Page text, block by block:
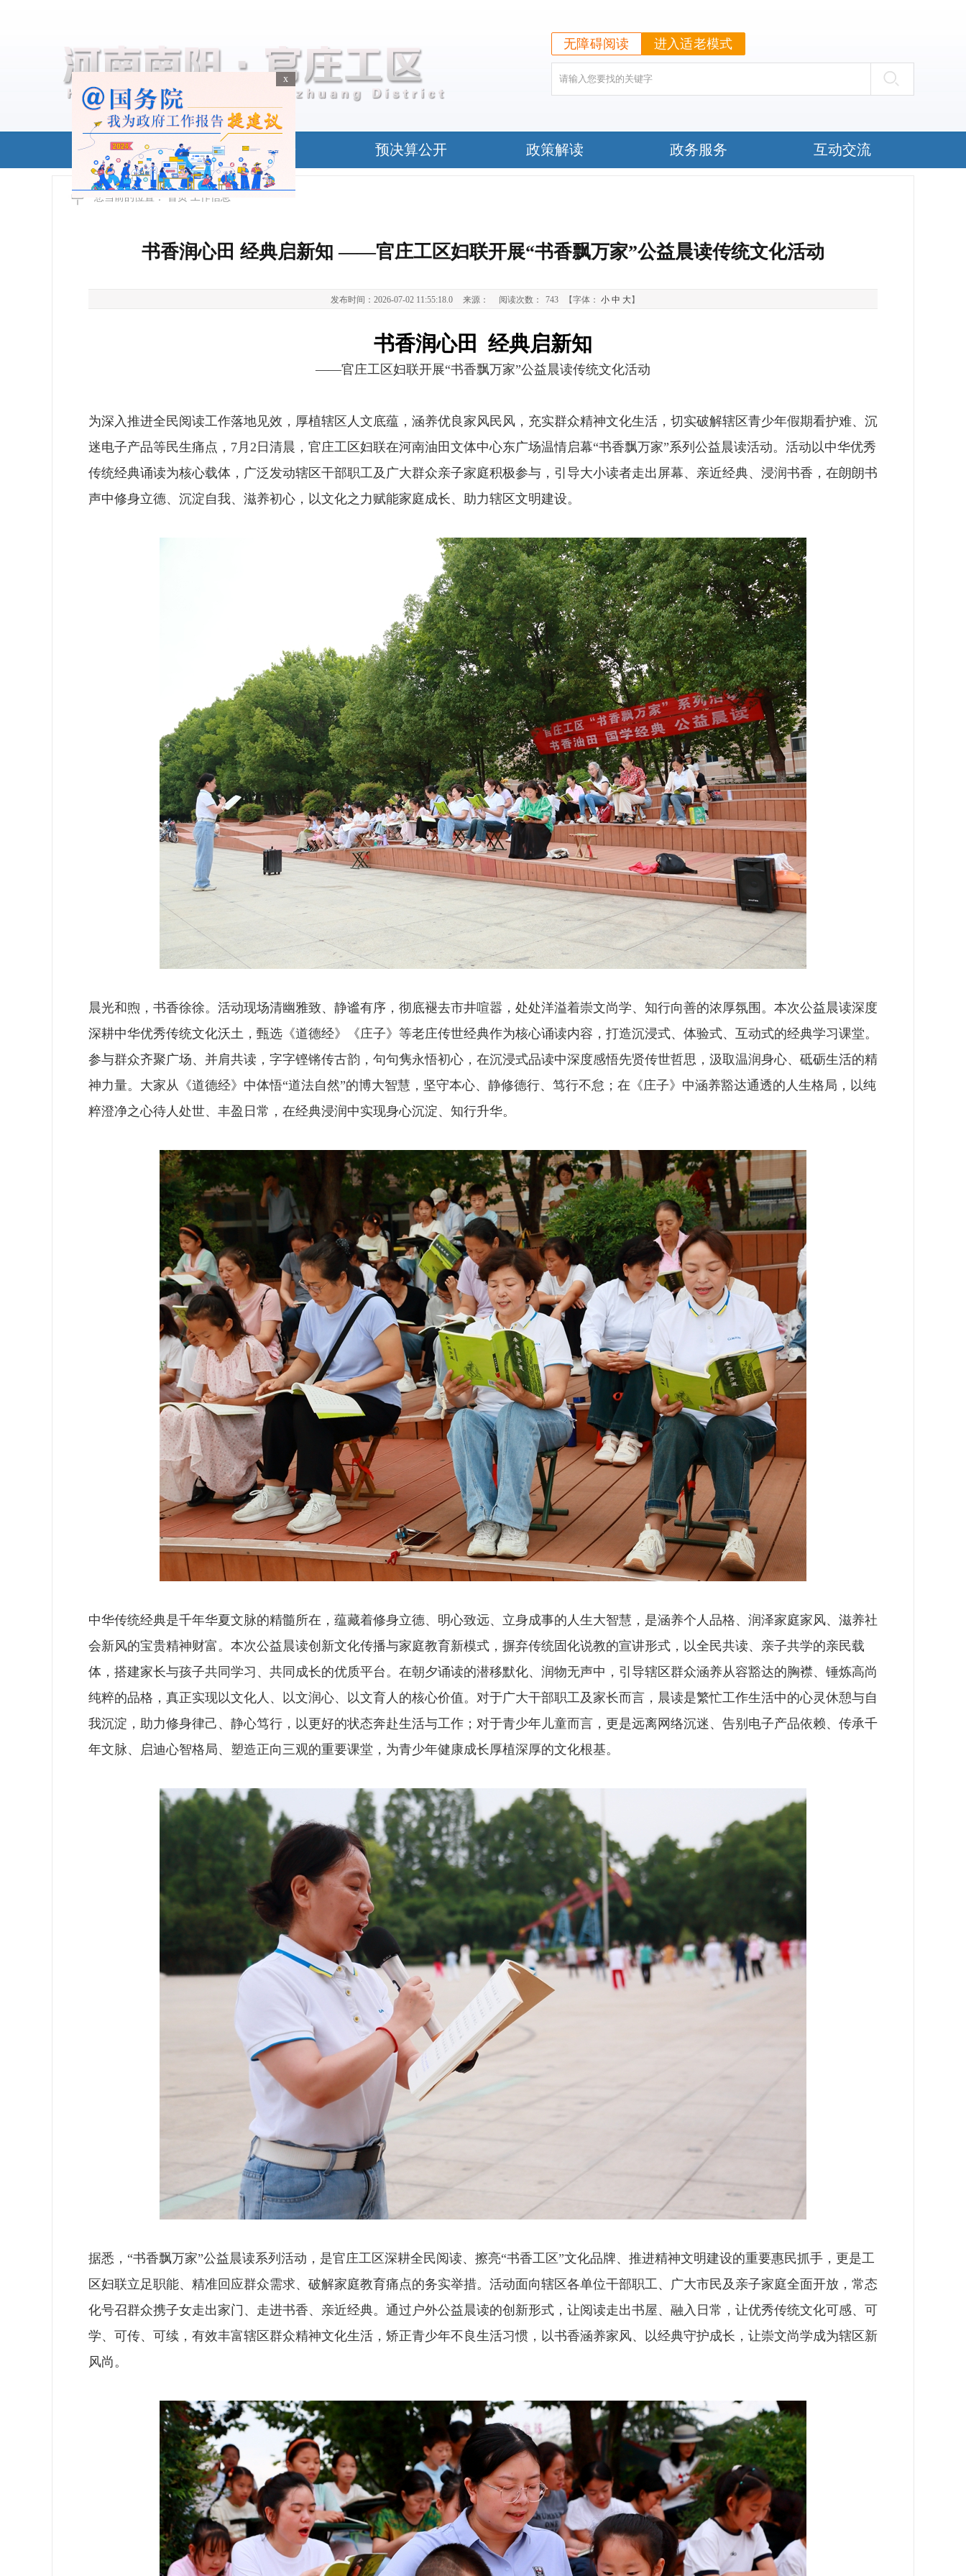
进入适老模式
无障碍阅读
首页 政务公开 预决算公开 政策解读 政务服务 互动交流
您当前的位置： 首页 工作信息
书香润心田 经典启新知 ——官庄工区妇联开展“书香飘万家”公益晨读传统文化活动
发布时间：2026-07-02 11:55:18.0 来源： 阅读次数： 743 【字体： 小 中 大】
书香润心田 经典启新知
——官庄工区妇联开展“书香飘万家”公益晨读传统文化活动
为深入推进全民阅读工作落地见效，厚植辖区人文底蕴，涵养优良家风民风，充实群众精神文化生活，切实破解辖区青少年假期看护难、沉
迷电子产品等民生痛点，7月2日清晨，官庄工区妇联在河南油田文体中心东广场温情启幕“书香飘万家”系列公益晨读活动。活动以中华优秀
传统经典诵读为核心载体，广泛发动辖区干部职工及广大群众亲子家庭积极参与，引导大小读者走出屏幕、亲近经典、浸润书香，在朗朗书
声中修身立德、沉淀自我、滋养初心，以文化之力赋能家庭成长、助力辖区文明建设。
晨光和煦，书香徐徐。活动现场清幽雅致、静谧有序，彻底褪去市井喧嚣，处处洋溢着崇文尚学、知行向善的浓厚氛围。本次公益晨读深度
深耕中华优秀传统文化沃土，甄选《道德经》《庄子》等老庄传世经典作为核心诵读内容，打造沉浸式、体验式、互动式的经典学习课堂。
参与群众齐聚广场、并肩共读，字字铿锵传古韵，句句隽永悟初心，在沉浸式品读中深度感悟先贤传世哲思，汲取温润身心、砥砺生活的精
神力量。大家从《道德经》中体悟“道法自然”的博大智慧，坚守本心、静修德行、笃行不怠；在《庄子》中涵养豁达通透的人生格局，以纯
粹澄净之心待人处世、丰盈日常，在经典浸润中实现身心沉淀、知行升华。
中华传统经典是千年华夏文脉的精髓所在，蕴藏着修身立德、明心致远、立身成事的人生大智慧，是涵养个人品格、润泽家庭家风、滋养社
会新风的宝贵精神财富。本次公益晨读创新文化传播与家庭教育新模式，摒弃传统固化说教的宣讲形式，以全民共读、亲子共学的亲民载
体，搭建家长与孩子共同学习、共同成长的优质平台。在朝夕诵读的潜移默化、润物无声中，引导辖区群众涵养从容豁达的胸襟、锤炼高尚
纯粹的品格，真正实现以文化人、以文润心、以文育人的核心价值。对于广大干部职工及家长而言，晨读是繁忙工作生活中的心灵休憩与自
我沉淀，助力修身律己、静心笃行，以更好的状态奔赴生活与工作；对于青少年儿童而言，更是远离网络沉迷、告别电子产品依赖、传承千
年文脉、启迪心智格局、塑造正向三观的重要课堂，为青少年健康成长厚植深厚的文化根基。
据悉，“书香飘万家”公益晨读系列活动，是官庄工区深耕全民阅读、擦亮“书香工区”文化品牌、推进精神文明建设的重要惠民抓手，更是工
区妇联立足职能、精准回应群众需求、破解家庭教育痛点的务实举措。活动面向辖区各单位干部职工、广大市民及亲子家庭全面开放，常态
化号召群众携子女走出家门、走进书香、亲近经典。通过户外公益晨读的创新形式，让阅读走出书屋、融入日常，让优秀传统文化可感、可
学、可传、可续，有效丰富辖区群众精神文化生活，矫正青少年不良生活习惯，以书香涵养家风、以经典守护成长，让崇文尚学成为辖区新
风尚。
x
x